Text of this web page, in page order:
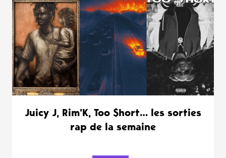
Juicy J, Rim’K, Too $hort… les sorties
rap de la semaine